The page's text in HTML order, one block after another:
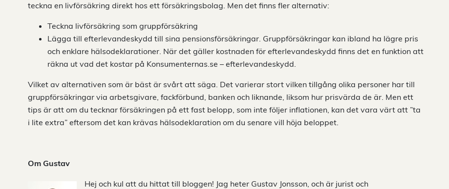
teckna en livförsäkring direkt hos ett försäkringsbolag. Men det finns fler alternativ:
Teckna livförsäkring som gruppförsäkring
Lägga till efterlevandeskydd till sina pensionsförsäkringar. Gruppförsäkringar kan ibland ha lägre pris
och enklare hälsodeklarationer. När det gäller kostnaden för efterlevandeskydd finns det en funktion att
räkna ut vad det kostar på Konsumenternas.se – efterlevandeskydd.
Vilket av alternativen som är bäst är svårt att säga. Det varierar stort vilken tillgång olika personer har till
gruppförsäkringar via arbetsgivare, fackförbund, banken och liknande, liksom hur prisvärda de är. Men ett
tips är att om du tecknar försäkringen på ett fast belopp, som inte följer inflationen, kan det vara värt att ”ta
i lite extra” eftersom det kan krävas hälsodeklaration om du senare vill höja beloppet.
Om Gustav
Hej och kul att du hittat till bloggen! Jag heter Gustav Jonsson, och är jurist och